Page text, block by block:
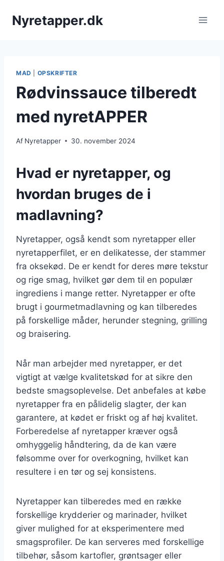
Nyretapper.dk
MAD OPSKRIFTER
Rødvinssauce tilberedt
med nyretAPPER
Af Nyretapper 30. november 2024
Hvad er nyretapper, og
hvordan bruges de i
madlavning?
Nyretapper, også kendt som nyretapper eller
nyretapperfilet, er en delikatesse, der stammer
fra oksekød. De er kendt for deres møre tekstur
og rige smag, hvilket gør dem til en populær
ingrediens i mange retter. Nyretapper er ofte
brugt i gourmetmadlavning og kan tilberedes
på forskellige måder, herunder stegning, grilling
og braisering.
Når man arbejder med nyretapper, er det
vigtigt at vælge kvalitetskød for at sikre den
bedste smagsoplevelse. Det anbefales at købe
nyretapper fra en pålidelig slagter, der kan
garantere, at kødet er friskt og af høj kvalitet.
Forberedelse af nyretapper kræver også
omhyggelig håndtering, da de kan være
følsomme over for overkogning, hvilket kan
resultere i en tør og sej konsistens.
Nyretapper kan tilberedes med en række
forskellige krydderier og marinader, hvilket
giver mulighed for at eksperimentere med
smagsprofiler. De kan serveres med forskellige
tilbehør, såsom kartofler, grøntsager eller